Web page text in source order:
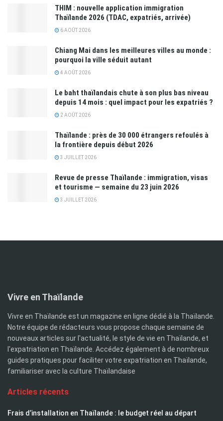
THIM : nouvelle application immigration
Thaïlande 2026 (TDAC, expatriés, arrivée)
6 AOÛT 2026
Chiang Mai dans les meilleures villes au monde :
pourquoi la ville séduit autant
4 AOÛT 2026
Le baht thaïlandais chute à son plus bas niveau
depuis 14 mois : quel impact pour les expatriés ?
2 AOÛT 2026
Thaïlande : près de 30 000 étrangers refoulés à
la frontière depuis début 2026
3 JUILLET 2026
Revue de presse Thaïlande : immigration, visas
et tourisme — semaine du 23 juin 2026
3 JUILLET 2026
Vivre en Thaïlande
Vivre en Thaïlande est un magazine en ligne dédié à la Thaïlande.
Notre équipe de rédacteurs vous propose chaque semaine de
nouveaux articles sur l'actualité, le style de vie en Thaïlande, et
l'expatriation en Thaïlande. Accédez également à de nombreux
guides pratiques pour faciliter votre expatriation en Thaïlande,
familiariser avec la culture Thaïlandaise
Articles récents
Frais d’installation en Thaïlande : le budget réel au départ